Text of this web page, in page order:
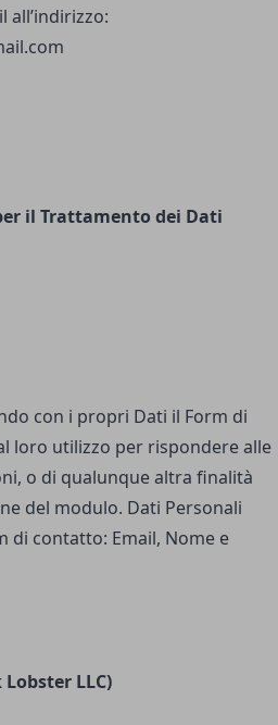
all’indirizzo:
il Trattamento dei Dati
con i propri Dati il Form di
loro utilizzo per rispondere alle
o di qualunque altra finalità
del modulo. Dati Personali
di contatto: Email, Nome e
LLC)